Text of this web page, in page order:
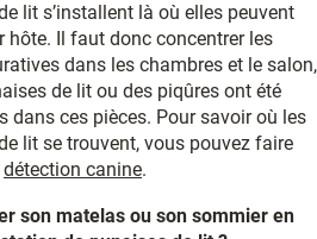
lit s’installent là où elles peuvent
hôte. Il faut donc concentrer les
dans les chambres et le salon,
de lit ou des piqûres ont été
dans ces pièces. Pour savoir où les
lit se trouvent, vous pouvez faire
détection canine.
son matelas ou son sommier en